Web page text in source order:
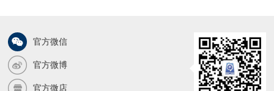
官方微信
官方微博
官方微店